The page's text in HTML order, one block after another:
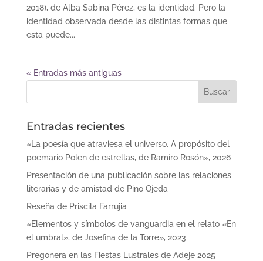
2018), de Alba Sabina Pérez, es la identidad. Pero la
identidad observada desde las distintas formas que
esta puede...
« Entradas más antiguas
Entradas recientes
«La poesía que atraviesa el universo. A propósito del
poemario Polen de estrellas, de Ramiro Rosón», 2026
Presentación de una publicación sobre las relaciones
literarias y de amistad de Pino Ojeda
Reseña de Priscila Farrujia
«Elementos y símbolos de vanguardia en el relato «En
el umbral», de Josefina de la Torre», 2023
Pregonera en las Fiestas Lustrales de Adeje 2025